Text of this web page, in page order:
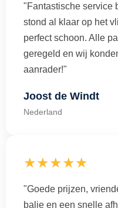
"Fantastische service
stond al klaar op het
perfect schoon. Alle
geregeld en wij
aanrader!"
Joost de Windt
Nederland
★★★★★
"Goede prijzen,
balie en een snelle